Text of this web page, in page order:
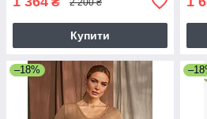
2 200 ₴
Купити
–18%